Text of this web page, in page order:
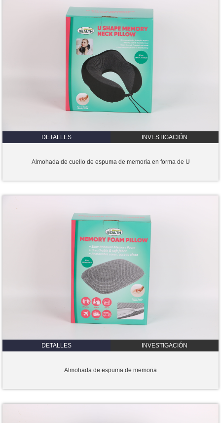
DETALLES INVESTIGACIÓN
Almohada de cuello de espuma de memoria en forma de U
DETALLES INVESTIGACIÓN
Almohada de espuma de memoria